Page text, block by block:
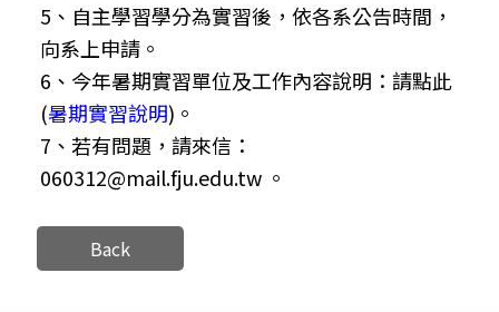
5、自主學習學分為實習後，依各系公告時間，
向系上申請。
6、今年暑期實習單位及工作內容說明：請點此
(暑期實習說明)。
7、若有問題，請來信：
060312@mail.fju.edu.tw 。
Back